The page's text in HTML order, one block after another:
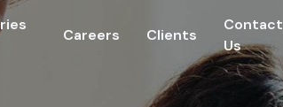
Careers Clients
Contact
Us